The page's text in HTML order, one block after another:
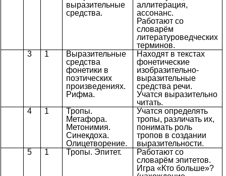
выразительные
средства.
аллитерация,
ассонанс.
Работают со
словарём
литературоведческих
терминов.
3
1
Выразительные
средства
фонетики в
поэтических
произведениях.
Рифма.
Находят в текстах
фонетические
изобразительно-
выразительные
средства речи.
Учатся выразительно
читать.
4
1
Тропы.
Метафора.
Метонимия.
Синекдоха.
Олицетворение.
Учатся определять
тропы, различать их,
понимать роль
тропов в создании
выразительности.
5
1 Тропы. Эпитет.
Работают со
словарём эпитетов.
Игра «Кто больше»?